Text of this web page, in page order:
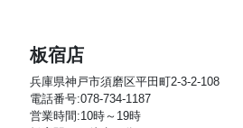
板宿店
兵庫県神戸市須磨区平田町2-3-2-108
電話番号:078-734-1187
営業時間:10時～19時